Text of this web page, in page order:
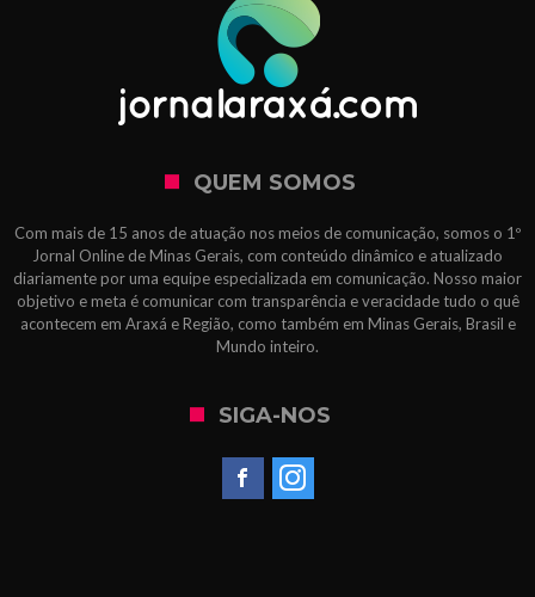
QUEM SOMOS
Com mais de 15 anos de atuação nos meios de comunicação, somos o 1º
Jornal Online de Minas Gerais, com conteúdo dinâmico e atualizado
diariamente por uma equipe especializada em comunicação. Nosso maior
objetivo e meta é comunicar com transparência e veracidade tudo o quê
acontecem em Araxá e Região, como também em Minas Gerais, Brasil e
Mundo inteiro.
SIGA-NOS